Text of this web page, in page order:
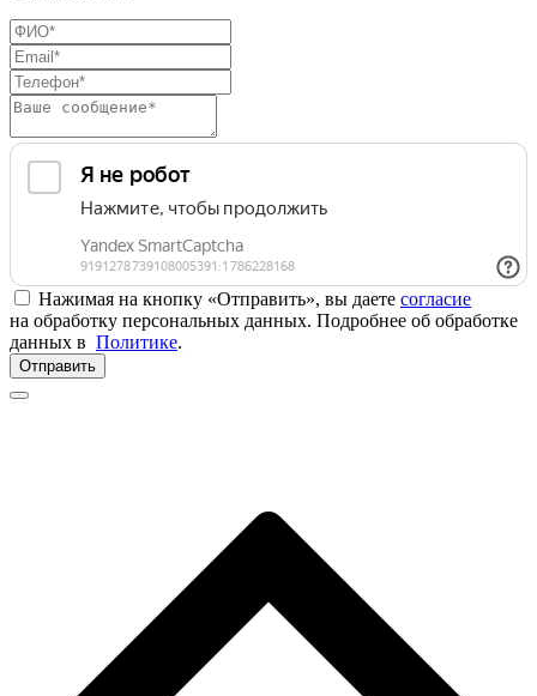
Нажимая на кнопку «Отправить», вы даете согласие
на обработку персональных данных. Подробнее об обработке
данных в Политике.
Отправить